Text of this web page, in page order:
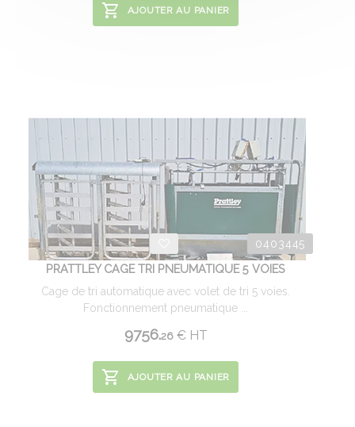
AJOUTER AU PANIER
0403445
PRATTLEY CAGE TRI PNEUMATIQUE 5 VOIES
Cage de tri automatique avec volet de tri 5 voies.
Fonctionnement pneumatique ...
9756.26 €HT
AJOUTER AU PANIER